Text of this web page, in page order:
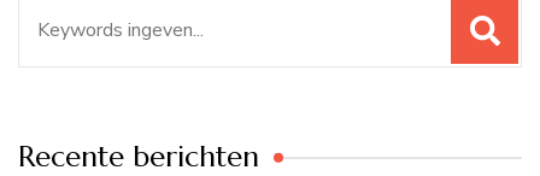
naar:
Recente berichten